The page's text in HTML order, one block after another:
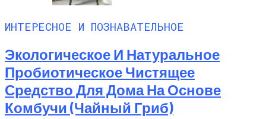
ИНТЕРЕСНОЕ И ПОЗНАВАТЕЛЬНОЕ
Экологическое И Натуральное
Пробиотическое Чистящее
Средство Для Дома На Основе
Комбучи (чайный Гриб)